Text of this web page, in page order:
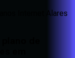
Internet Alares
de
em